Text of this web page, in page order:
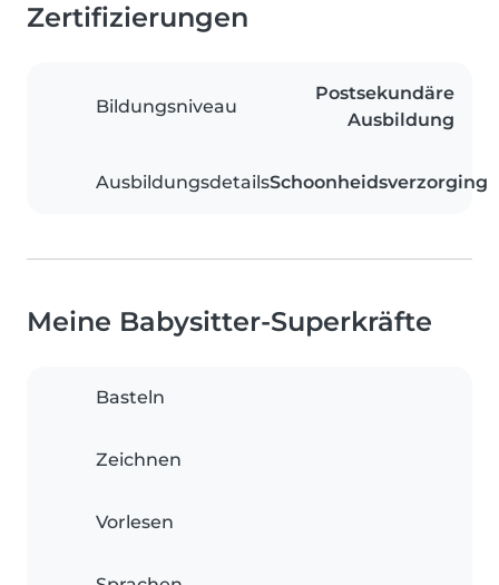
Zertifizierungen
Bildungsniveau
Postsekundäre
Ausbildung
AusbildungsdetailsSchoonheidsverzorging
Meine Babysitter-Superkräfte
Basteln
Zeichnen
Vorlesen